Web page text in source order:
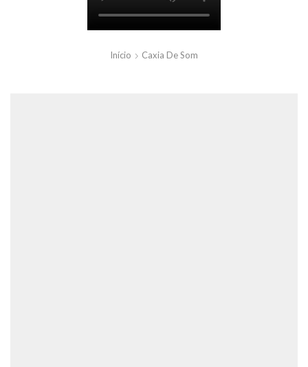
Início Caxia De Som